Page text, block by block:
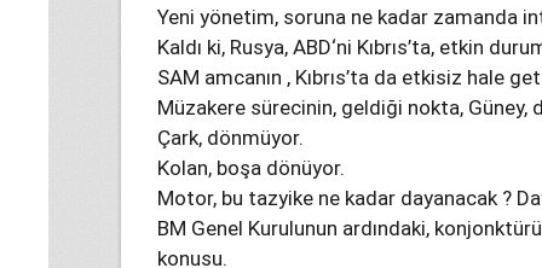
Yeni yönetim, soruna ne kadar zamanda
Kaldı ki, Rusya, ABD‘ni Kıbrıs’ta, etkin
SAM amcanın , Kıbrıs’ta da etkisiz hale
Müzakere sürecinin, geldiği nokta, Güney,
Çark, dönmüyor.
Kolan, boşa dönüyor.
Motor, bu tazyike ne kadar dayanacak ?
BM Genel Kurulunun ardındaki,
konusu.